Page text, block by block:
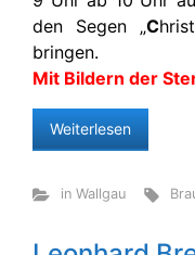
den Segen „C
bringen.
Mit Bildern der
Weiterlesen
in Wallgau